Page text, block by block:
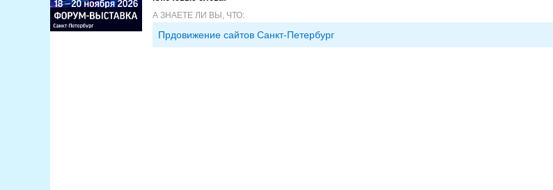
А ЗНАЕТЕ ЛИ ВЫ, ЧТО:
Прдовижение сайтов Санкт-Петербург